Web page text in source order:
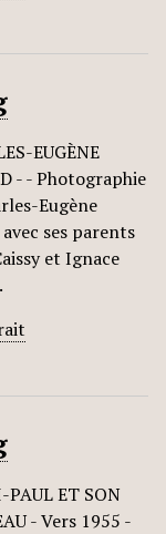
EUGÈNE
- - Photographie
Eugène
ses parents
et Ignace
PAUL ET SON
- Vers 1955 -